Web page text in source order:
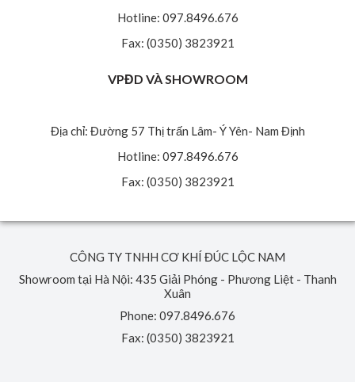
Hotline: 097.8496.676
Fax: (0350) 3823921
VPĐD VÀ SHOWROOM
Địa chỉ: Đường 57 Thị trấn Lâm- Ý Yên- Nam Định
Hotline: 097.8496.676
Fax: (0350) 3823921
CÔNG TY TNHH CƠ KHÍ ĐÚC LỘC NAM
Showroom tại Hà Nội: 435 Giải Phóng - Phương Liệt - Thanh
Xuân
Phone: 097.8496.676
Fax: (0350) 3823921